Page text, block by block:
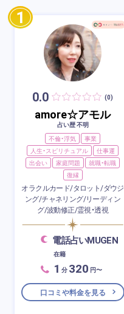
1
0.0 (0)
amore☆アモル
占い歴 不明
不倫・浮気
事業
人生・スピリチュアル
仕事運
出会い
家庭問題
就職・転職
復縁
オラクルカード/タロット/ダウジ
ング/チャネリング/リーディン
グ/波動修正/霊視・透視
電話占いMUGEN
在籍
1 分 320 円〜
口コミや料金を見る